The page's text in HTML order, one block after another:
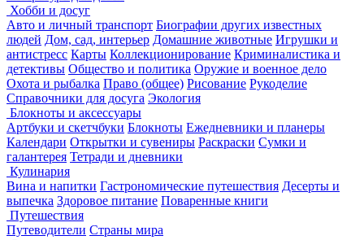
Хобби и досуг
Авто и личный транспорт Биографии других известных
людей Дом, сад, интерьер Домашние животные Игрушки и
антистресс Карты Коллекционирование Криминалистика и
детективы Общество и политика Оружие и военное дело
Охота и рыбалка Право (общее) Рисование Рукоделие
Справочники для досуга Экология
Блокноты и аксессуары
Артбуки и скетчбуки Блокноты Ежедневники и планеры
Календари Открытки и сувениры Раскраски Сумки и
галантерея Тетради и дневники
Кулинария
Вина и напитки Гастрономические путешествия Десерты и
выпечка Здоровое питание Поваренные книги
Путешествия
Путеводители Страны мира